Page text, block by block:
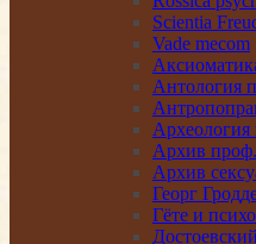
Scientia
Vade mecom
Антология
Археология
Архив
Архив
Георг
Гёте и